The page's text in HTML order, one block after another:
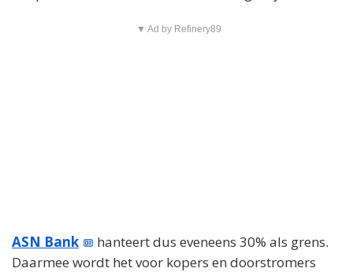
▼ Ad by Refinery89
ASN Bank
hanteert dus eveneens 30% als grens.
Daarmee wordt het voor kopers en doorstromers